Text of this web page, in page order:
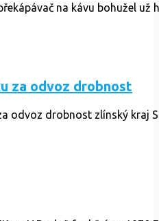
na kávu bohužel už
za odvoz drobnost
odvoz drobnost zlínský kraj